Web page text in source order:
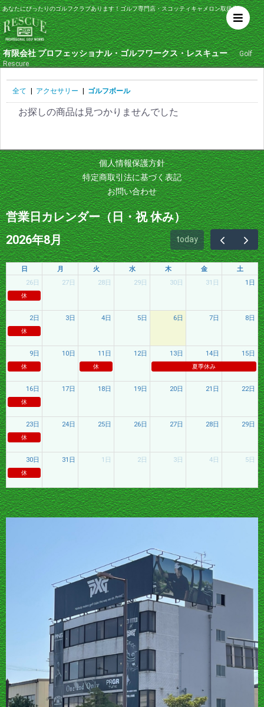
あなたにぴったりのゴルフクラブあります！ゴルフ専門店・スコッティキャメロン取扱店
有限会社 プロフェッショナル・ゴルフワークス・レスキュー
Golf
Rescure
全て アクセサリー ゴルフボール
お探しの商品は見つかりませんでした
個人情報保護方針
特定商取引法に基づく表記
お問い合わせ
営業日カレンダー（日・祝 休み）
2026年8月
today
日 月 火 水 木 金
土
26日
休
27日 28日 29日 30日 31日 1日
2日
休
3日 4日 5日 6日 7日 8日
9日
休
10日 11日
休
12日 13日
夏季休み
14日 15日
16日
休
17日 18日 19日 20日 21日 22日
23日
休
24日 25日 26日 27日 28日 29日
30日
休
31日 1日 2日 3日 4日 5日